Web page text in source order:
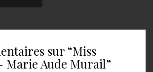
sur “Miss
Marie Aude Murail”